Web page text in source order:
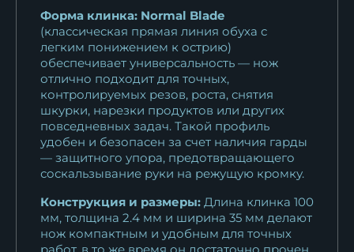
Форма клинка: Normal Blade
(классическая прямая линия обуха с
легким понижением к острию)
обеспечивает универсальность — нож
отлично подходит для точных,
контролируемых резов, роста, снятия
шкурки, нарезки продуктов или других
повседневных задач. Такой профиль
удобен и безопасен за счет наличия гарды
— защитного упора, предотвращающего
соскальзывание руки на режущую кромку.
Конструкция и размеры: Длина клинка 100
мм, толщина 2.4 мм и ширина 35 мм делают
нож компактным и удобным для точных